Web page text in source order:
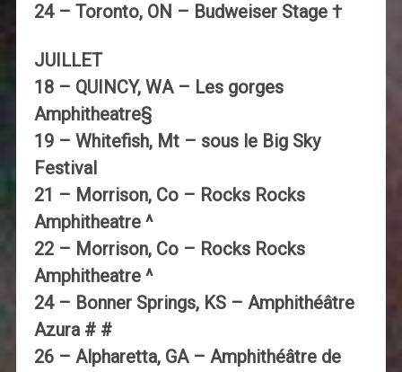
24 – Toronto, ON – Budweiser Stage †
JUILLET
18 – QUINCY, WA – Les gorges
Amphitheatre§
19 – Whitefish, Mt – sous le Big Sky
Festival
21 – Morrison, Co – Rocks Rocks
Amphitheatre ^
22 – Morrison, Co – Rocks Rocks
Amphitheatre ^
24 – Bonner Springs, KS – Amphithéâtre
Azura # #
26 – Alpharetta, GA – Amphithéâtre de